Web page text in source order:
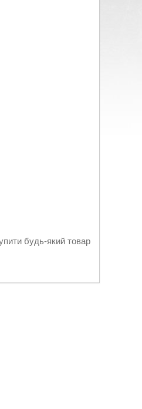
будь-який товар